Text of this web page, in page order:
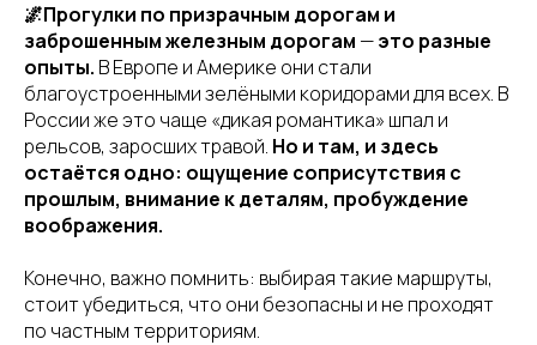
🌌Прогулки по призрачным дорогам и
заброшенным железным дорогам —это разные
опыты. В Европе и Америке они стали
благоустроенными зелёными коридорами для всех. В
России же это чаще «дикая романтика» шпал и
рельсов, заросших травой. Но и там, и здесь
остаётся одно: ощущение соприсутствия с
прошлым, внимание к деталям, пробуждение
воображения.
Конечно, важно помнить: выбирая такие маршруты,
стоит убедиться, что они безопасны и не проходят
по частным территориям.